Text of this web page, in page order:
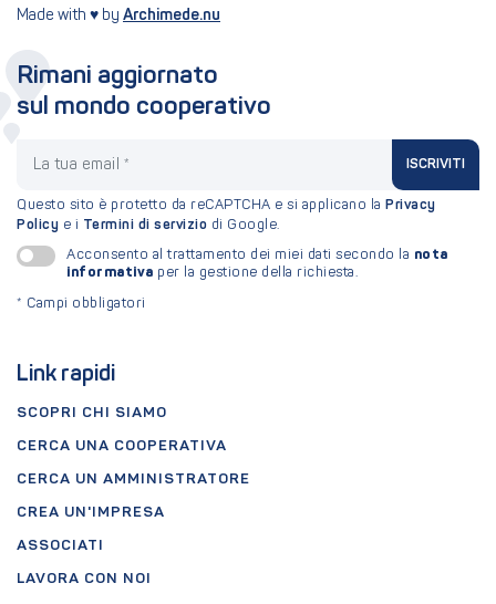
Made with ♥ by Archimede.nu
Link rapidi
SCOPRI CHI SIAMO
CERCA UNA COOPERATIVA
CERCA UN AMMINISTRATORE
CREA UN'IMPRESA
ASSOCIATI
LAVORA CON NOI
Rimani aggiornato
sul mondo cooperativo
ISCRIVITI
Questo sito è protetto da reCAPTCHA e si applicano la Privacy
Policy e i Termini di servizio di Google.
Acconsento al trattamento dei miei dati secondo la nota
informativa per la gestione della richiesta.
* Campi obbligatori